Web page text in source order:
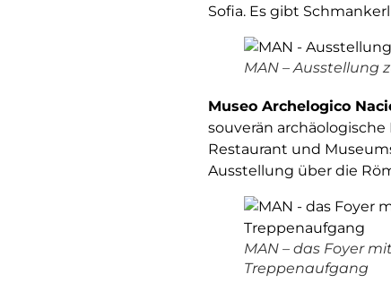
Sofia. Es gibt
MAN – Ausstellung
Museo Archelogico
souverän
Restaurant und
Ausstellung über die
MAN – das Foyer mit
Treppenaufgang